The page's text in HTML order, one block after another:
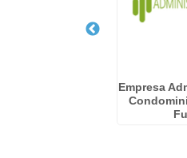
Empresa